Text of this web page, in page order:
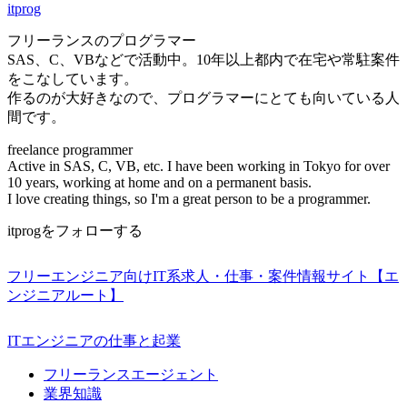
itprog
フリーランスのプログラマー
SAS、C、VBなどで活動中。10年以上都内で在宅や常駐案件
をこなしています。
作るのが大好きなので、プログラマーにとても向いている人
間です。
freelance programmer
Active in SAS, C, VB, etc. I have been working in Tokyo for over
10 years, working at home and on a permanent basis.
I love creating things, so I'm a great person to be a programmer.
itprogをフォローする
フリーエンジニア向けIT系求人・仕事・案件情報サイト【エ
ンジニアルート】
ITエンジニアの仕事と起業
フリーランスエージェント
業界知識